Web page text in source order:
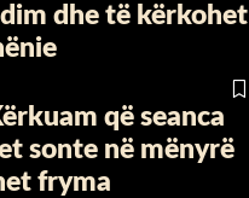
dhe të kërkohet
që seanca
sonte në mënyrë
fryma